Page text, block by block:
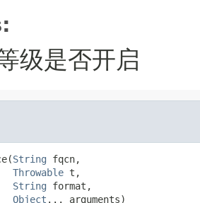
级是否开启
String fqcn,
Throwable t,
String format,
Object ... arguments)